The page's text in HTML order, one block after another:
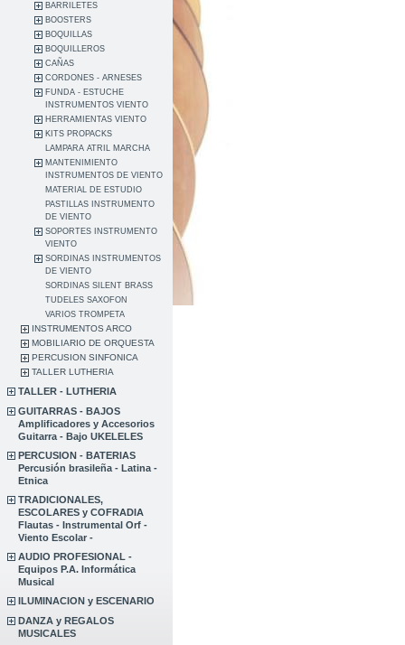
BARRILETES
BOOSTERS
BOQUILLAS
BOQUILLEROS
CAÑAS
CORDONES - ARNESES
FUNDA - ESTUCHE
INSTRUMENTOS VIENTO
HERRAMIENTAS VIENTO
KITS PROPACKS
LAMPARA ATRIL MARCHA
MANTENIMIENTO
INSTRUMENTOS DE VIENTO
MATERIAL DE ESTUDIO
PASTILLAS INSTRUMENTO
DE VIENTO
SOPORTES INSTRUMENTO
VIENTO
SORDINAS INSTRUMENTOS
DE VIENTO
SORDINAS SILENT BRASS
TUDELES SAXOFON
VARIOS TROMPETA
INSTRUMENTOS ARCO
MOBILIARIO DE ORQUESTA
PERCUSION SINFONICA
TALLER LUTHERIA
TALLER - LUTHERIA
GUITARRAS - BAJOS
Amplificadores y Accesorios
Guitarra - Bajo UKELELES
PERCUSION - BATERIAS
Percusión brasileña - Latina -
Etnica
TRADICIONALES,
ESCOLARES y COFRADIA
Flautas - Instrumental Orf -
Viento Escolar -
AUDIO PROFESIONAL -
Equipos P.A. Informática
Musical
ILUMINACION y ESCENARIO
DANZA y REGALOS
MUSICALES